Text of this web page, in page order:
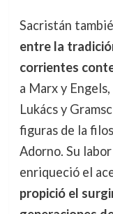
Sacristán
entre la
corrientes
a Marx y
Lukács y
figuras de la
Adorno. Su
enriqueció el
propició el